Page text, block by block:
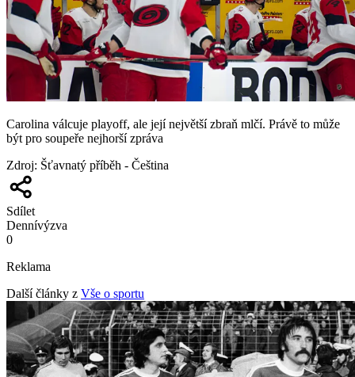
Carolina válcuje playoff, ale její největší zbraň mlčí. Právě to může
být pro soupeře nejhorší zpráva
Zdroj: Šťavnatý příběh - Čeština
Sdílet
Dennívýzva
0
Reklama
Další články z Vše o sportu